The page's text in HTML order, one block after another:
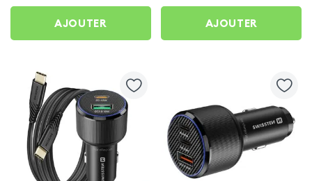
AJOUTER AJOUTER